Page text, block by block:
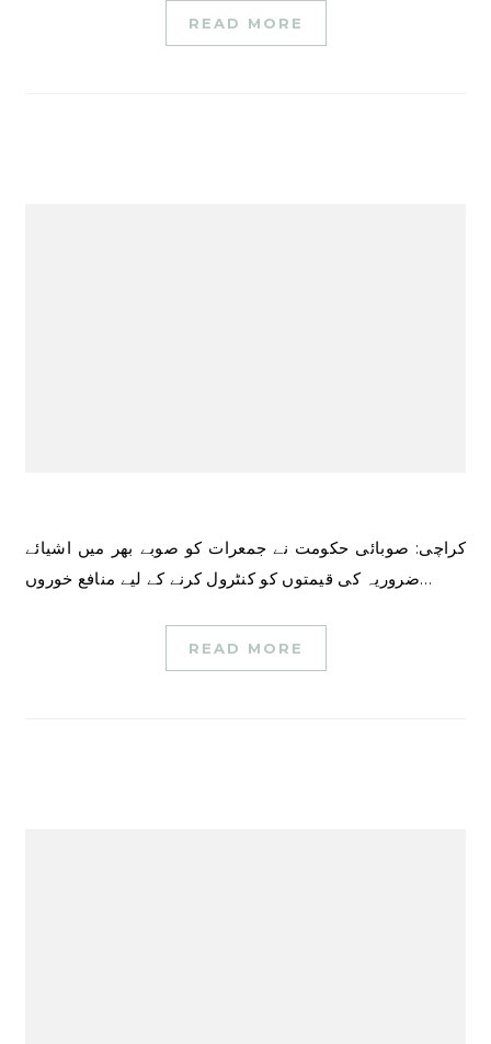
READ MORE
کراچی: صوبائی حکومت نے جمعرات کو صوبے بھر میں اشیائے
ضروریہ کی قیمتوں کو کنٹرول کرنے کے لیے منافع خوروں…
READ MORE